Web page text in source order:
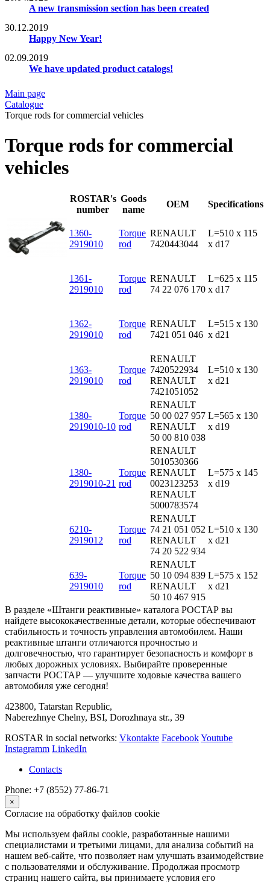
A new transmission section has been created
30.12.2019
Happy New Year!
02.09.2019
We have updated product catalogs!
Main page
Catalogue
Torque rods for commercial vehicles
Torque rods for commercial
vehicles
ROSTAR's
number
Goods
name
OEM Specifications
1360-
2919010
Torque
rod
RENAULT
7420443044
L=510 x 115
x d17
1361-
2919010
Torque
rod
RENAULT
74 22 076 170
L=625 x 115
x d17
1362-
2919010
Torque
rod
RENAULT
7421 051 046
L=515 x 130
x d21
1363-
2919010
Torque
rod
RENAULT
7420522934
RENAULT
7421051052
L=510 x 130
x d21
1380-
2919010-10
Torque
rod
RENAULT
50 00 027 957
RENAULT
50 00 810 038
L=565 x 130
x d19
1380-
2919010-21
Torque
rod
RENAULT
5010530366
RENAULT
0023123253
RENAULT
5000783574
L=575 x 145
x d19
6210-
2919012
Torque
rod
RENAULT
74 21 051 052
RENAULT
74 20 522 934
L=510 x 130
x d21
639-
2919010
Torque
rod
RENAULT
50 10 094 839
RENAULT
50 10 467 915
L=575 x 152
x d21
В разделе «Штанги реактивные» каталога РОСТАР вы
найдете высококачественные детали, которые обеспечивают
стабильность и точность управления автомобилем. Наши
реактивные штанги отличаются прочностью и
долговечностью, что гарантирует безопасность и комфорт в
любых дорожных условиях. Выбирайте проверенные
запчасти РОСТАР — улучшите ходовые качества вашего
автомобиля уже сегодня!
423800, Tatarstan Republic,
Naberezhnye Chelny, BSI, Dorozhnaya str., 39
ROSTAR in social networks: Vkontakte FacebookYoutube
Instagramm LinkedIn
Contacts
Phone: +7 (8552) 77-86-71
×
Согласие на обработку файлов cookie
Мы используем файлы cookie, разработанные нашими
специалистами и третьими лицами, для анализа событий на
нашем веб-сайте, что позволяет нам улучшать взаимодействие
с пользователями и обслуживание. Продолжая просмотр
страниц нашего сайта, вы принимаете условия его